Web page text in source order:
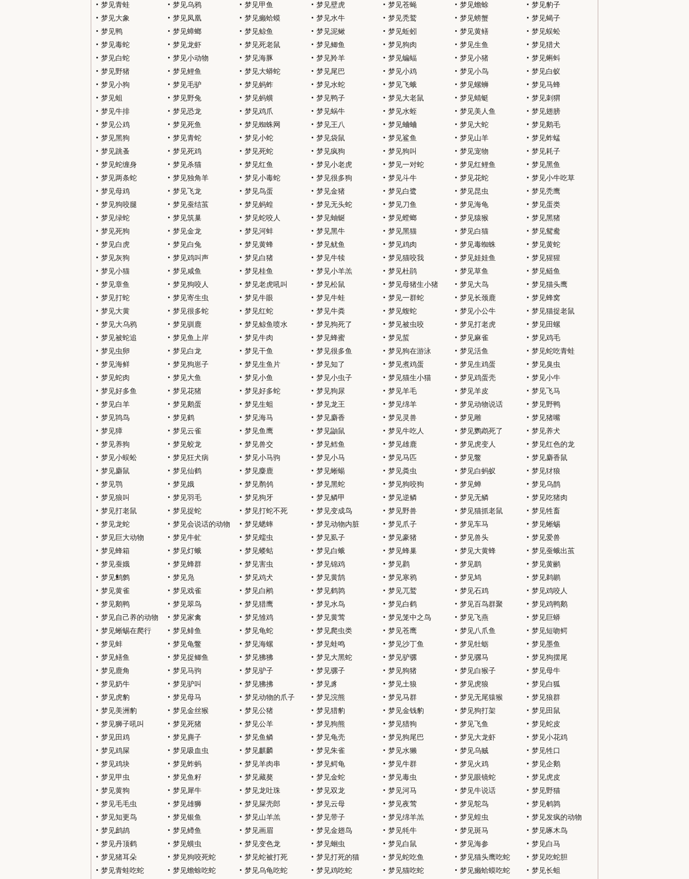
梦见青蛙
梦见乌鸦 梦见甲鱼 梦见壁虎 梦见苍蝇 梦见蟾蜍
梦见豹子
梦见大象
梦见凤凰 梦见癞蛤蟆 梦见水牛 梦见秃鹫 梦见螃蟹
梦见蝎子
梦见鸭
梦见蟑螂 梦见鲸鱼 梦见泥鳅 梦见蚯蚓 梦见黄鳝
梦见蜈蚣
梦见毒蛇
梦见龙虾 梦见死老鼠 梦见鲫鱼 梦见狗肉 梦见生鱼
梦见猎犬
梦见白蛇
梦见小动物 梦见海豚 梦见羚羊 梦见蝙蝠 梦见小猪
梦见蝌蚪
梦见野猪
梦见鲤鱼 梦见大蟒蛇 梦见尾巴 梦见小鸡 梦见小鸟
梦见白蚁
梦见小狗
梦见毛驴 梦见蚂蚱 梦见水蛇 梦见飞蛾 梦见螺蛳
梦见马蜂
梦见蛆
梦见野兔 梦见蚂蟥 梦见鸭子 梦见大老鼠 梦见蜻蜓
梦见刺猬
梦见牛排
梦见恐龙 梦见鸡爪 梦见蜗牛 梦见水蛭 梦见美人鱼
梦见翅膀
梦见公鸡
梦见死鱼 梦见蜘蛛网 梦见王八 梦见蛐蛐 梦见大蛇
梦见鹅毛
梦见黑狗
梦见青蛇 梦见小蛇 梦见袋鼠 梦见鲨鱼 梦见山羊
梦见蚱蜢
梦见跳蚤
梦见死鸡 梦见死蛇 梦见疯狗 梦见狗叫 梦见宠物
梦见耗子
梦见蛇缠身
梦见杀猫 梦见红鱼 梦见小老虎 梦见一对蛇 梦见红鲤鱼
梦见黑鱼
梦见两条蛇
梦见独角羊 梦见小毒蛇 梦见很多狗 梦见斗牛 梦见花蛇
梦见小牛吃草
梦见母鸡
梦见飞龙 梦见鸟蛋 梦见金猪 梦见白鹭 梦见昆虫
梦见秃鹰
梦见狗咬腿
梦见蚕结茧 梦见蚂蝗 梦见无头蛇 梦见刀鱼 梦见海龟
梦见蛋类
梦见绿蛇
梦见筑巢 梦见蛇咬人 梦见蚰蜒 梦见螳螂 梦见猿猴
梦见黑猪
梦见死狗
梦见金龙 梦见河蚌 梦见黑牛 梦见黑猫 梦见白猫
梦见鸳鸯
梦见白虎
梦见白兔 梦见黄蜂 梦见鱿鱼 梦见鸡肉 梦见毒蜘蛛
梦见黄蛇
梦见灰狗
梦见鸡叫声 梦见白猪 梦见牛犊 梦见猫咬我 梦见娃娃鱼
梦见猩猩
梦见小猫
梦见咸鱼 梦见桂鱼 梦见小羊羔 梦见杜鹃 梦见草鱼
梦见鲢鱼
梦见章鱼
梦见狗咬人 梦见老虎吼叫 梦见松鼠 梦见母猪生小猪 梦见大鸟
梦见猫头鹰
梦见打蛇
梦见寄生虫 梦见牛眼 梦见牛蛙 梦见一群蛇 梦见长颈鹿
梦见蜂窝
梦见大黄
梦见很多蛇 梦见红蛇 梦见牛粪 梦见蝮蛇 梦见小公牛
梦见猫捉老鼠
梦见大乌鸦
梦见驯鹿 梦见鲸鱼喷水 梦见狗死了 梦见被虫咬 梦见打老虎
梦见田螺
梦见被蛇追
梦见鱼上岸 梦见牛肉 梦见蜂蜜 梦见蜇 梦见麻雀
梦见鸡毛
梦见虫卵
梦见白龙 梦见干鱼 梦见很多鱼 梦见狗在游泳 梦见活鱼
梦见蛇吃青蛙
梦见海鲜
梦见狗崽子 梦见生鱼片 梦见知了 梦见煮鸡蛋 梦见生鸡蛋
梦见臭虫
梦见蛇肉
梦见大鱼 梦见小鱼 梦见小虫子 梦见猫生小猫 梦见鸡蛋壳
梦见小牛
梦见好多鱼
梦见花猪 梦见好多蛇 梦见狗尿 梦见羊毛 梦见羊皮
梦见飞马
梦见白羊
梦见鹅蛋 梦见生蛆 梦见龙王 梦见绵羊 梦见动物说话
梦见野鸭
梦见鸨鸟
梦见鹤 梦见海马 梦见麝香 梦见灵兽 梦见雕
梦见猪嘴
梦见獐
梦见云雀 梦见鱼鹰 梦见鼬鼠 梦见牛吃人 梦见鹦鹉死了
梦见养犬
梦见养狗
梦见蛟龙 梦见兽交 梦见鳕鱼 梦见雄鹿 梦见虎变人
梦见红色的龙
梦见小蜈蚣
梦见狂犬病 梦见小马驹 梦见小马 梦见马匹 梦见鳖
梦见麝香鼠
梦见麝鼠
梦见仙鹤 梦见麋鹿 梦见蜥蝪 梦见粪虫 梦见白蚂蚁
梦见犲狼
梦见鹗
梦见娥 梦见鹡鸰 梦见黑蛇 梦见狗咬狗 梦见蝉
梦见乌鹊
梦见狼叫
梦见羽毛 梦见狗牙 梦见鳞甲 梦见逆鳞 梦见无鳞
梦见吃猪肉
梦见打老鼠
梦见捉蛇 梦见打蛇不死 梦见变成鸟 梦见野兽 梦见猫抓老鼠
梦见牲畜
梦见龙蛇
梦见会说话的动物 梦见蟋蟀 梦见动物内脏 梦见爪子 梦见车马
梦见蜥蜴
梦见巨大动物
梦见牛虻 梦见蠕虫 梦见虱子 梦见豪猪 梦见兽头
梦见爱兽
梦见蜂箱
梦见灯蛾 梦见蝼蛄 梦见白蛾 梦见蜂巢 梦见大黄蜂
梦见蚕蛾出茧
梦见蚕娥
梦见蜂群 梦见害虫 梦见锦鸡 梦见鹳 梦见鹞
梦见黄鹂
梦见鹪鹩
梦见凫 梦见鸡犬 梦见黄鹄 梦见寒鸦 梦见鸠
梦见鹈鹕
梦见黄雀
梦见戏雀 梦见白鹇 梦见鹤鹑 梦见兀鹫 梦见石鸡
梦见鸡咬人
梦见鹅鸭
梦见翠鸟 梦见猎鹰 梦见水鸟 梦见白鹤 梦见百鸟群聚
梦见鸡鸭鹅
梦见自己养的动物
梦见家禽 梦见雏鸡 梦见黄莺 梦见笼中之鸟 梦见飞燕
梦见巨蟒
梦见蜥蜴在爬行
梦见鲱鱼 梦见龟蛇 梦见爬虫类 梦见苍鹰 梦见八爪鱼
梦见短吻鳄
梦见蚌
梦见龟鳖 梦见海螺 梦见蛙鸣 梦见沙丁鱼 梦见牡蛎
梦见墨鱼
梦见鳝鱼
梦见捉鲫鱼 梦见狒狒 梦见大黑蛇 梦见驴骡 梦见骡马
梦见狗摆尾
梦见鹿角
梦见马驹 梦见驴子 梦见骡子 梦见狗猪 梦见白猴子
梦见母牛
梦见奶牛
梦见驴叫 梦见狒拂 梦见豸 梦见土狼 梦见虎狼
梦见白狐
梦见虎豹
梦见母马 梦见动物的爪子 梦见浣熊 梦见马群 梦见无尾猿猴
梦见狼群
梦见美洲豹
梦见金丝猴 梦见公猪 梦见猎豹 梦见金钱豹 梦见狗打架
梦见田鼠
梦见狮子吼叫
梦见死猪 梦见公羊 梦见狗熊 梦见猎狗 梦见飞鱼
梦见蛇皮
梦见田鸡
梦见麂子 梦见鱼鳞 梦见龟壳 梦见狗尾巴 梦见大龙虾
梦见小花鸡
梦见鸡屎
梦见吸血虫 梦见麒麟 梦见朱雀 梦见水獭 梦见乌贼
梦见牲口
梦见鸡块
梦见蚱蚂 梦见羊肉串 梦见鳄龟 梦见牛群 梦见火鸡
梦见企鹅
梦见甲虫
梦见鱼籽 梦见藏獒 梦见金蛇 梦见毒虫 梦见眼镜蛇
梦见虎皮
梦见黄狗
梦见犀牛 梦见龙吐珠 梦见双龙 梦见河马 梦见牛说话
梦见野猫
梦见毛毛虫
梦见雄狮 梦见屎壳郎 梦见云母 梦见夜莺 梦见鸵鸟
梦见鹌鹑
梦见知更鸟
梦见银鱼 梦见山羊羔 梦见带子 梦见绵羊羔 梦见蝗虫
梦见发疯的动物
梦见鹧鸪
梦见鳟鱼 梦见画眉 梦见金翅鸟 梦见牦牛 梦见斑马
梦见啄木鸟
梦见丹顶鹤
梦见蟥虫 梦见变色龙 梦见蛔虫 梦见白鼠 梦见海参
梦见白马
梦见猪耳朵
梦见狗咬死蛇 梦见蛇被打死 梦见打死的猫 梦见蛇吃鱼 梦见猫头鹰吃蛇
梦见吃蛇胆
梦见青蛙吃蛇
梦见蟾蜍吃蛇 梦见乌龟吃蛇 梦见鸡吃蛇 梦见猫吃蛇 梦见癞蛤蟆吃蛇
梦见长蛆